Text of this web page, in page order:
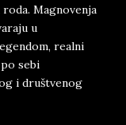
Magnovenja
u
realni
sebi
i društvenog